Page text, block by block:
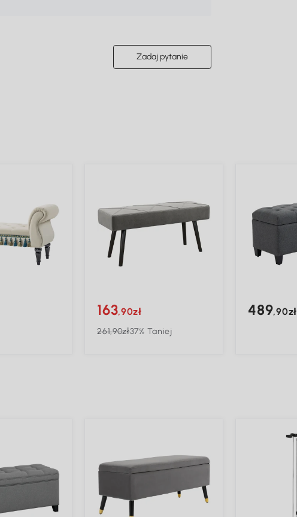
Zadaj pytanie
163,90zł
261,90zł37% Taniej
489,90zł